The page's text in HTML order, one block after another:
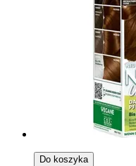
Do koszyka